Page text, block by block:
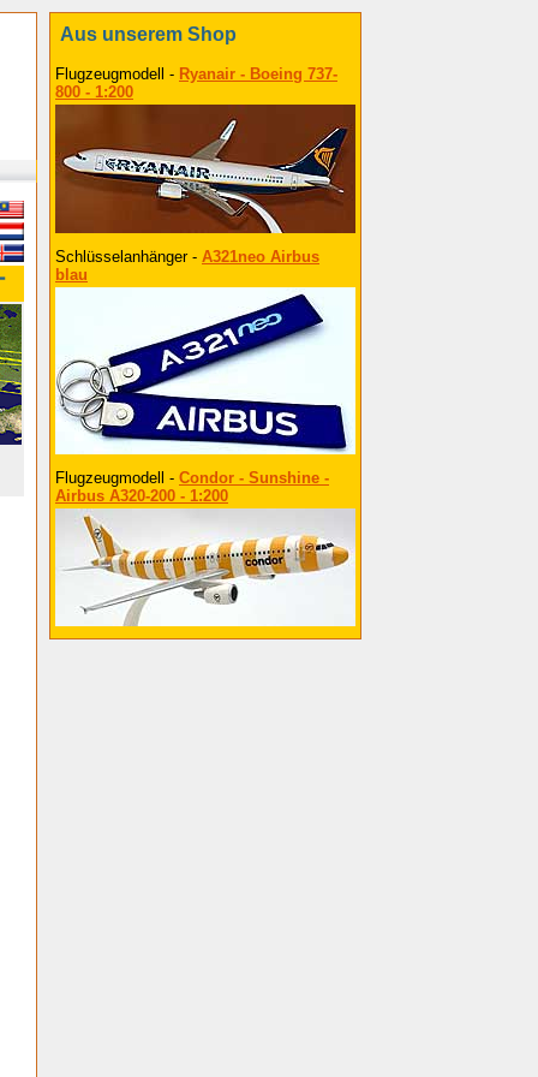
Aus unserem Shop
Flugzeugmodell - Ryanair - Boeing 737-
800 - 1:200
Schlüsselanhänger - A321neo Airbus
blau
Flugzeugmodell - Condor - Sunshine -
Airbus A320-200 - 1:200